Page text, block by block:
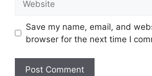
Save my name, email, and
browser for the next time I